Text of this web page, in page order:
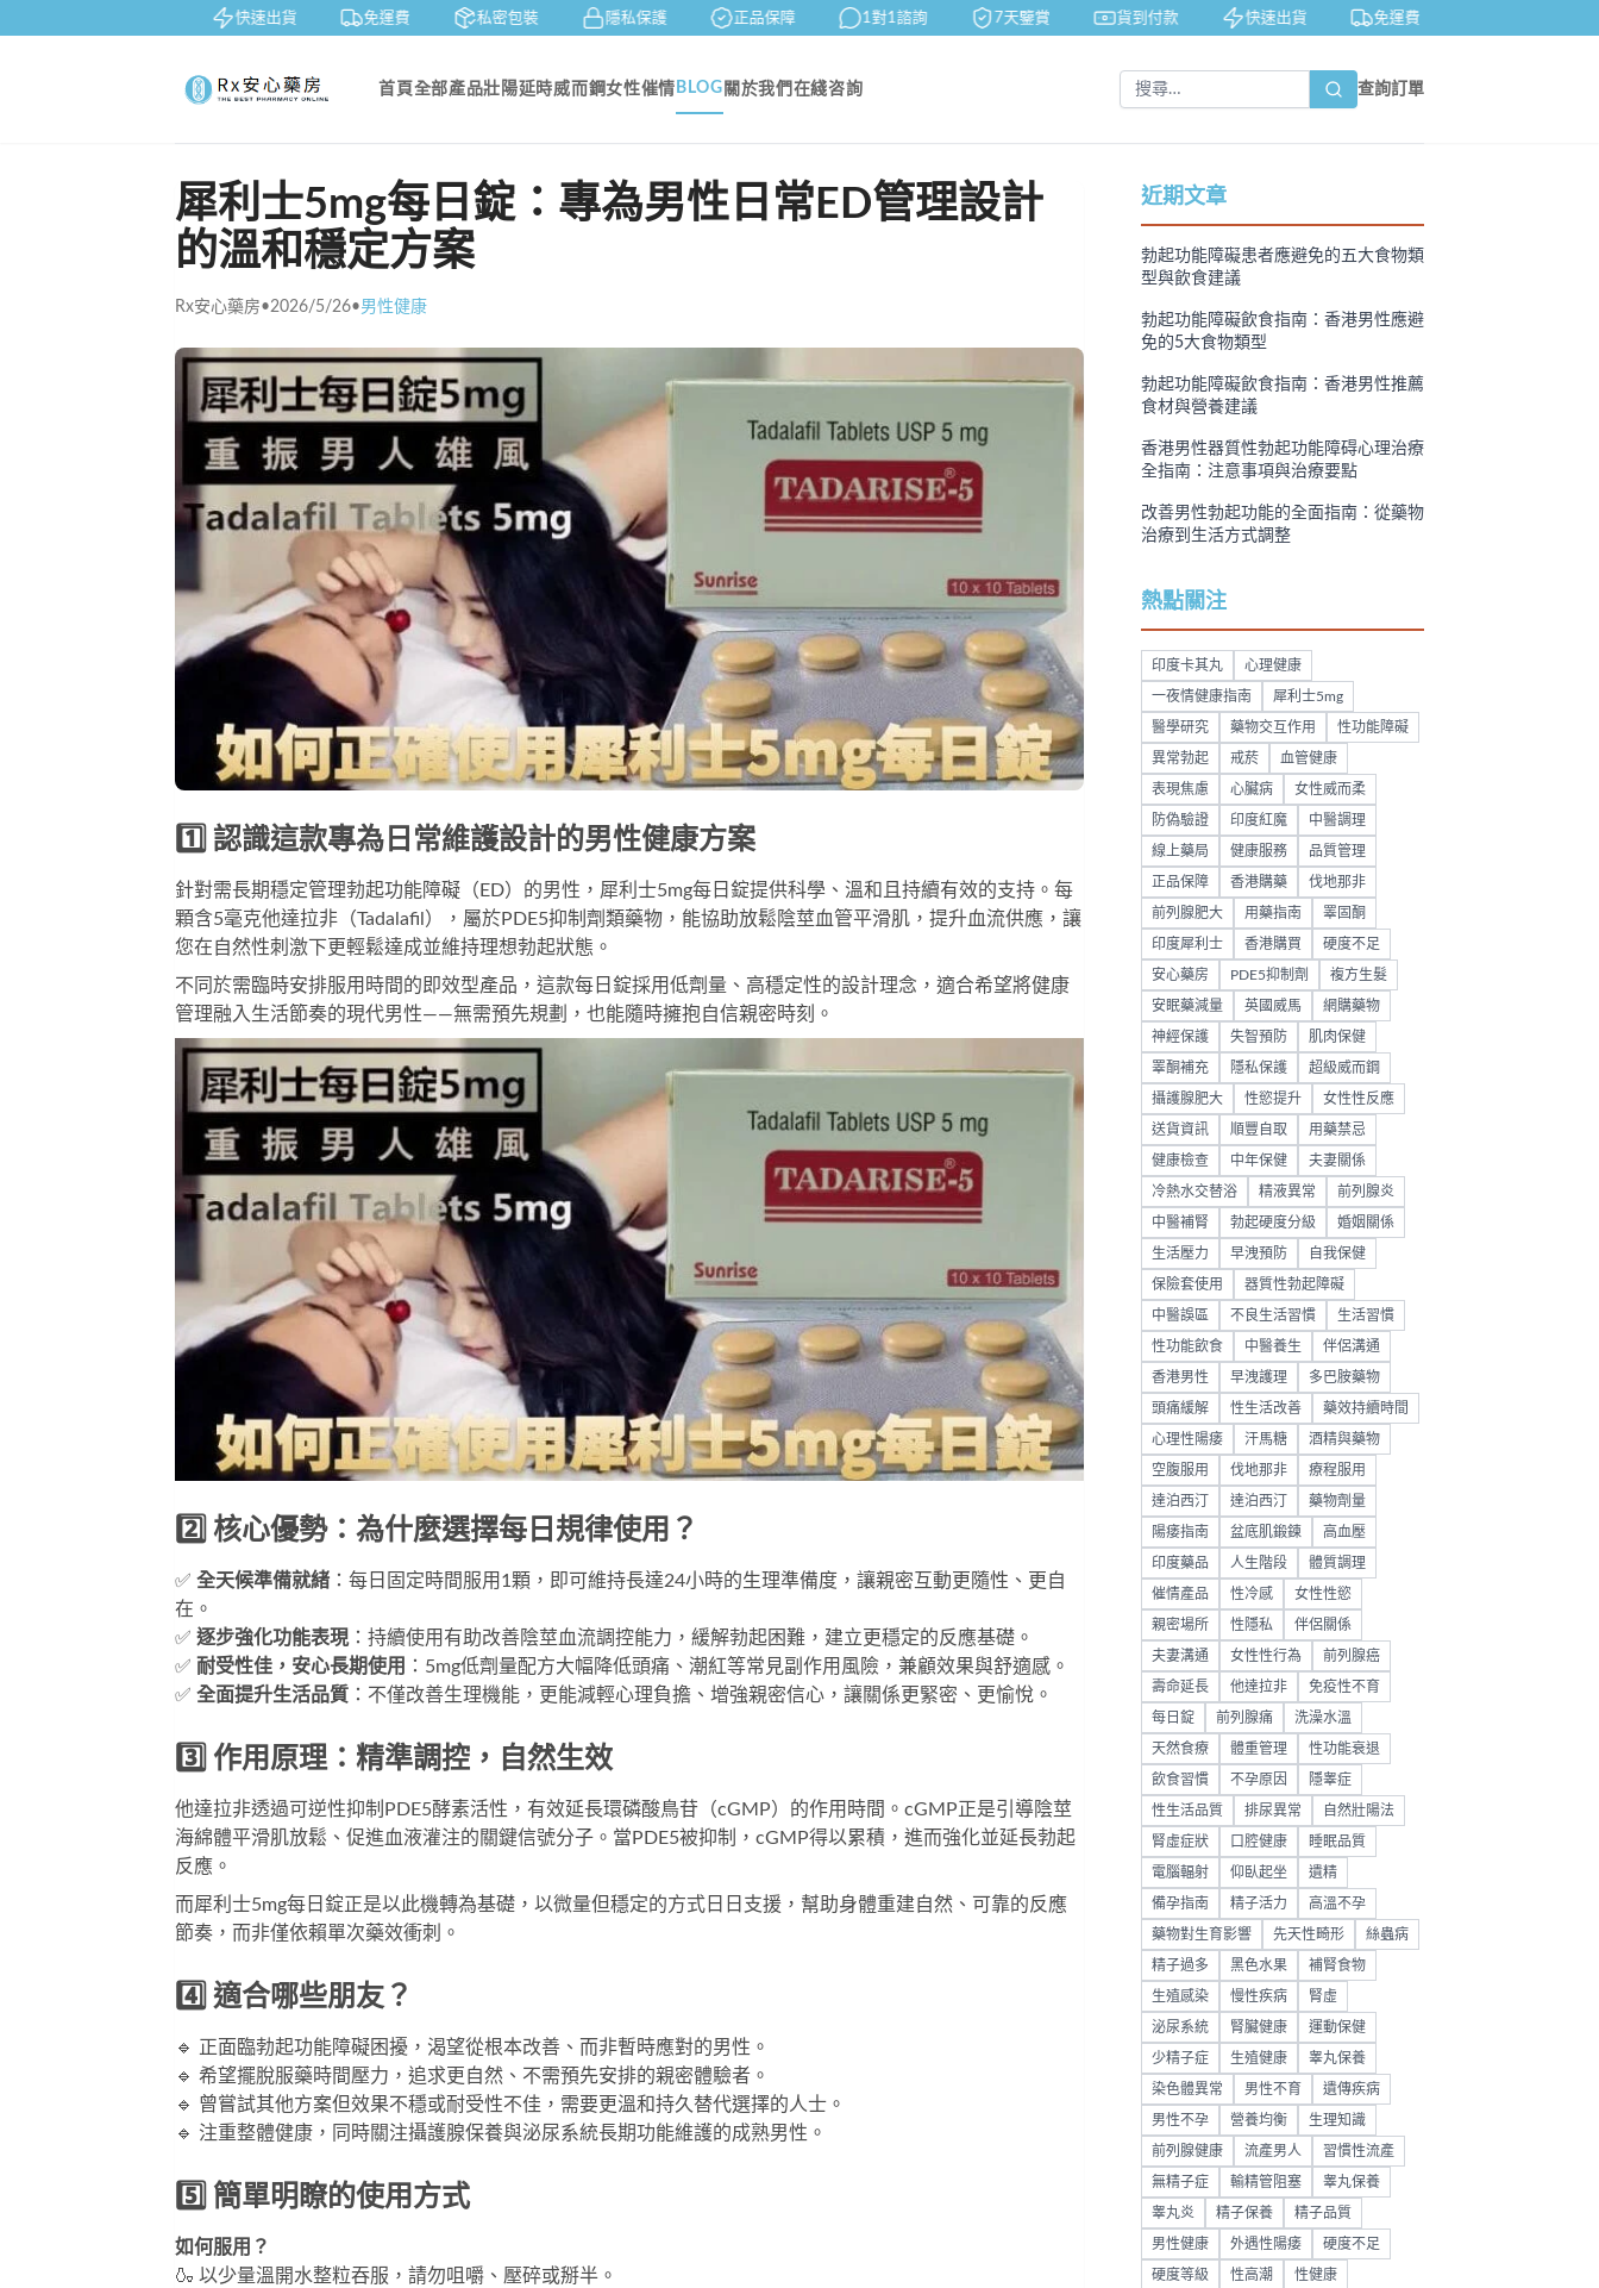
快速出貨 免運費 私密包裝 隱私保護 正品保障 1對1諮詢 7天鑒賞 貨到付款 快速出貨 免運費
首頁全部產品壯陽延時威而鋼女性催情 BLOG 關於我們 在綫咨詢 查詢訂單
犀利士5mg每日錠：專為男性日常ED管理設計
的溫和穩定方案
Rx安心藥房•2026/5/26•男性健康
1️⃣ 認識這款專為日常維護設計的男性健康方案
針對需長期穩定管理勃起功能障礙（ED）的男性， 犀利士5mg每日錠提供科學、溫和且持續有效的支持。每
顆含5毫克他達拉非（Tadalafil），屬於PDE5抑制劑類藥物，能協助放鬆陰莖血管平滑肌，提升血流供應，讓
您在自然性刺激下更輕鬆達成並維持理想勃起狀態。
不同於需臨時安排服用時間的即效型產品，這款每日錠採用低劑量、高穩定性的設計理念，適合希望將健康
管理融入生活節奏的現代男性——無需預先規劃，也能隨時擁抱自信親密時刻。
2️⃣ 核心優勢：為什麼選擇每日規律使用？
✅ 全天候準備就緒 ：每日固定時間服用1顆，即可維持長達24小時的生理準備度，讓親密互動更隨性、更自
在。
✅ 逐步強化功能表現 ：持續使用有助改善陰莖血流調控能力，緩解勃起困難，建立更穩定的反應基礎。
✅ 耐受性佳，安心長期使用
：5mg低劑量配方大幅降低頭痛、潮紅等常見副作用風險，兼顧效果與舒適感。
✅ 全面提升生活品質 ：不僅改善生理機能，更能減輕心理負擔、增強親密信心，讓關係更緊密、更愉悅。
3️⃣ 作用原理：精準調控，自然生效
他達拉非透過可逆性抑制PDE5酵素活性，有效延長環磷酸鳥苷（cGMP）的作用時間。cGMP正是引導陰莖
海綿體平滑肌放鬆、促進血液灌注的關鍵信號分子。當PDE5被抑制，cGMP得以累積，進而強化並延長勃起
反應。
而犀利士5mg每日錠 正是以此機轉為基礎，以微量但穩定的方式日日支援，幫助身體重建自然、可靠的反應
節奏，而非僅依賴單次藥效衝刺。
4️⃣ 適合哪些朋友？
🔹 正面臨勃起功能障礙困擾，渴望從根本改善、而非暫時應對的男性。
🔹 希望擺脫服藥時間壓力，追求更自然、不需預先安排的親密體驗者。
🔹 曾嘗試其他方案但效果不穩或耐受性不佳，需要更溫和持久替代選擇的人士。
🔹 注重整體健康，同時關注攝護腺保養與泌尿系統長期功能維護的成熟男性。
5️⃣ 簡單明瞭的使用方式
如何服用？
🍶 以少量溫開水整粒吞服，請勿咀嚼、壓碎或掰半。
近期文章
勃起功能障礙患者應避免的五大食物類
型與飲食建議
勃起功能障礙飲食指南：香港男性應避
免的5大食物類型
勃起功能障礙飲食指南：香港男性推薦
食材與營養建議
香港男性器質性勃起功能障碍心理治療
全指南：注意事項與治療要點
改善男性勃起功能的全面指南：從藥物
治療到生活方式調整
熱點關注
印度卡其丸 心理健康
一夜情健康指南 犀利士5mg
醫學研究 藥物交互作用 性功能障礙
異常勃起 戒菸 血管健康
表現焦慮 心臟病 女性威而柔
防偽驗證 印度紅魔 中醫調理
線上藥局 健康服務 品質管理
正品保障 香港購藥 伐地那非
前列腺肥大 用藥指南 睪固酮
印度犀利士 香港購買 硬度不足
安心藥房 PDE5抑制劑 複方生髮
安眠藥減量 英國威馬 網購藥物
神經保護 失智預防 肌肉保健
睪酮補充 隱私保護 超級威而鋼
攝護腺肥大 性慾提升 女性性反應
送貨資訊 順豐自取 用藥禁忌
健康檢查 中年保健 夫妻關係
冷熱水交替浴 精液異常 前列腺炎
中醫補腎 勃起硬度分級 婚姻關係
生活壓力 早洩預防 自我保健
保險套使用 器質性勃起障礙
中醫誤區 不良生活習慣 生活習慣
性功能飲食 中醫養生 伴侶溝通
香港男性 早洩護理 多巴胺藥物
頭痛緩解 性生活改善 藥效持續時間
心理性陽痿 汗馬糖 酒精與藥物
空腹服用 伐地那非 療程服用
達泊西汀 達泊西汀 藥物劑量
陽痿指南 盆底肌鍛鍊 高血壓
印度藥品 人生階段 體質調理
催情產品 性冷感 女性性慾
親密場所 性隱私 伴侶關係
夫妻溝通 女性性行為 前列腺癌
壽命延長 他達拉非 免疫性不育
每日錠 前列腺痛 洗澡水溫
天然食療 體重管理 性功能衰退
飲食習慣 不孕原因 隱睾症
性生活品質 排尿異常 自然壯陽法
腎虛症狀 口腔健康 睡眠品質
電腦輻射 仰臥起坐 遺精
備孕指南 精子活力 高溫不孕
藥物對生育影響 先天性畸形 絲蟲病
精子過多 黑色水果 補腎食物
生殖感染 慢性疾病 腎虛
泌尿系統 腎臟健康 運動保健
少精子症 生殖健康 睾丸保養
染色體異常 男性不育 遺傳疾病
男性不孕 營養均衡 生理知識
前列腺健康 流產男人 習慣性流產
無精子症 輸精管阻塞 睾丸保養
睾丸炎 精子保養 精子品質
男性健康 外遇性陽痿 硬度不足
硬度等級 性高潮 性健康